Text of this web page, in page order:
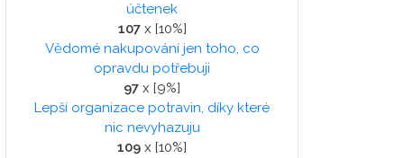
účtenek
107x [10%]
Vědomé nakupování jen toho, co
opravdu potřebuji
97 x [9%]
Lepší organizace potravin, díky které
nic nevyhazuju
109 x [10%]